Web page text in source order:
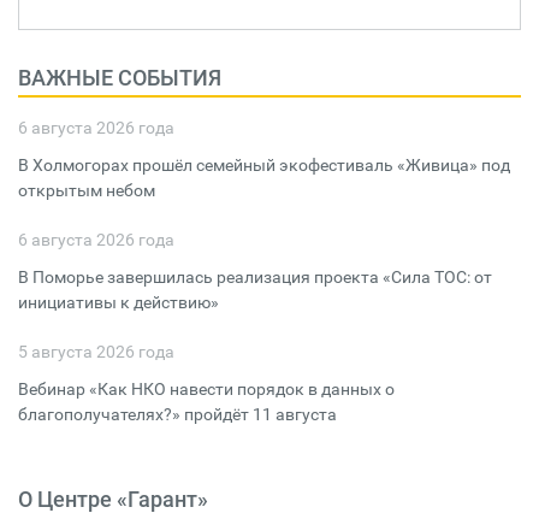
ВАЖНЫЕ СОБЫТИЯ
6 августа 2026 года
В Холмогорах прошёл семейный экофестиваль «Живица» под
открытым небом
6 августа 2026 года
В Поморье завершилась реализация проекта «Сила ТОС: от
инициативы к действию»
5 августа 2026 года
Вебинар «Как НКО навести порядок в данных о
благополучателях?» пройдёт 11 августа
О Центре «Гарант»